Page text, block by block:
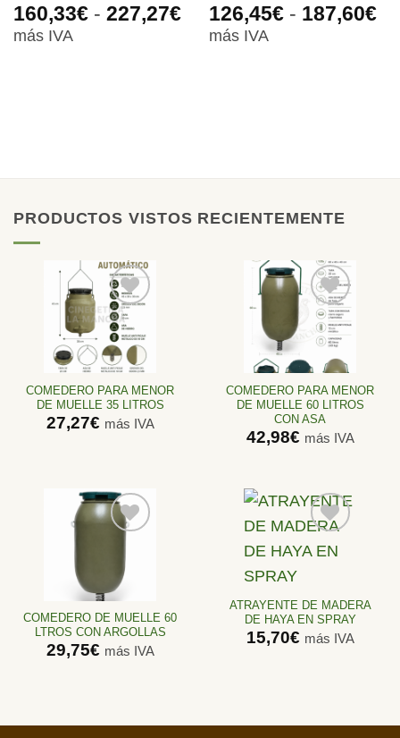
160,33€ - 227,27€Rango
más IVA
126,45€ - 187,60€
más IVA
PRODUCTOS VISTOS RECIENTEMENTE
Añadir
a la
lista de
COMEDERO PARA MENOR
DE MUELLE 35 LITROS
27,27€ más IVA
Añadir
a la
lista de
COMEDERO PARA MENOR
DE MUELLE 60 LITROS
CON ASA
42,98€ más IVA
a la
lista de
COMEDERO DE MUELLE 60
LTROS CON ARGOLLAS
29,75€ más IVA
Añadir
deseos
ATRAYENTE DE MADERA
DE HAYA EN SPRAY
15,70€ más IVA